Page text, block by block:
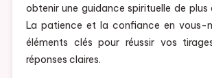
obtenir une guidance spirituelle de plus
La patience et la confiance en vous-
éléments clés pour réussir vos
réponses claires.